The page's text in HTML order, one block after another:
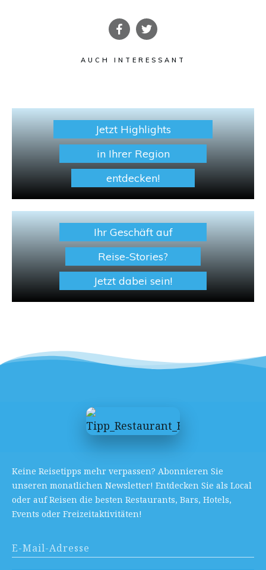
AUCH INTERESSANT
Jetzt Highlights
in Ihrer Region
entdecken!
Ihr Geschäft auf
Reise-Stories?
Jetzt dabei sein!
Keine Reisetipps mehr verpassen? Abonnieren Sie
unseren monatlichen Newsletter! Entdecken Sie als Local
oder auf Reisen die besten Restaurants, Bars, Hotels,
Events oder Freizeitaktivitäten!